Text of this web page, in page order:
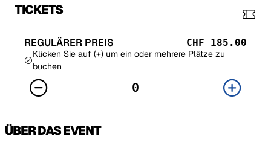
TICKETS
REGULÄRER PREIS CHF 185.00
Klicken Sie auf (+) um ein oder mehrere Plätze zu
buchen
ÜBER DAS EVENT